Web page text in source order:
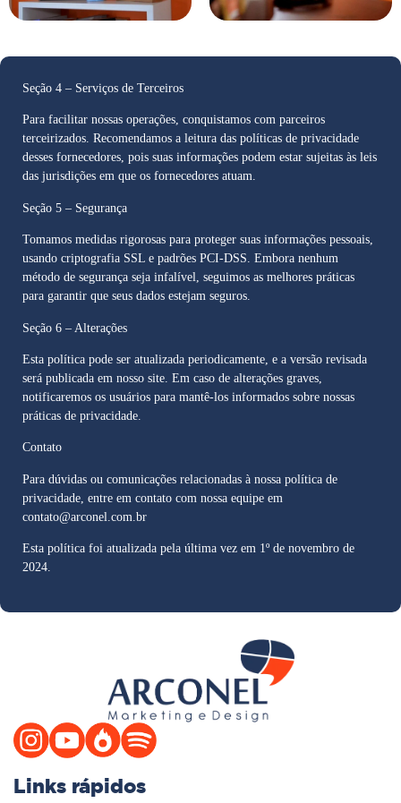
Seção 4 – Serviços de Terceiros
Para facilitar nossas operações, conquistamos com parceiros
terceirizados. Recomendamos a leitura das políticas de privacidade
desses fornecedores, pois suas informações podem estar sujeitas às leis
das jurisdições em que os fornecedores atuam.
Seção 5 – Segurança
Tomamos medidas rigorosas para proteger suas informações pessoais,
usando criptografia SSL e padrões PCI-DSS. Embora nenhum
método de segurança seja infalível, seguimos as melhores práticas
para garantir que seus dados estejam seguros.
Seção 6 – Alterações
Esta política pode ser atualizada periodicamente, e a versão revisada
será publicada em nosso site. Em caso de alterações graves,
notificaremos os usuários para mantê-los informados sobre nossas
práticas de privacidade.
Contato
Para dúvidas ou comunicações relacionadas à nossa política de
privacidade, entre em contato com nossa equipe em
contato@arconel.com.br
Esta política foi atualizada pela última vez em 1º de novembro de
2024.
Links rápidos